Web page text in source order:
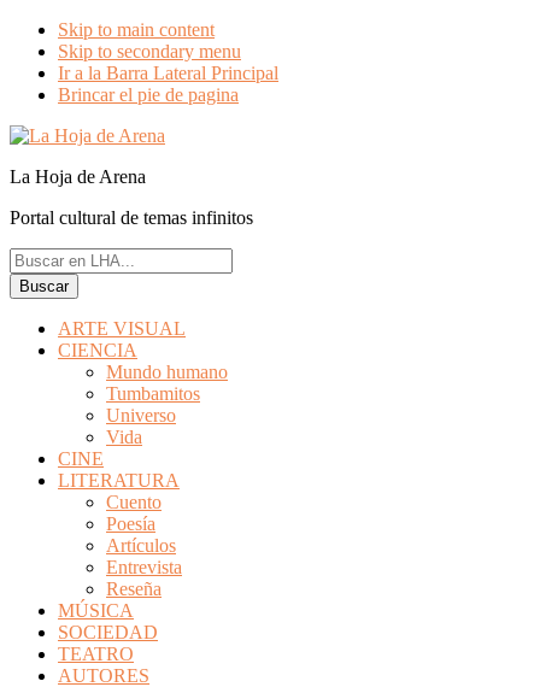
Skip to main content
Skip to secondary menu
Ir a la Barra Lateral Principal
Brincar el pie de pagina
La Hoja de Arena
Portal cultural de temas infinitos
Buscar
en
LHA...
ARTE VISUAL
CIENCIA
Mundo humano
Tumbamitos
Universo
Vida
CINE
LITERATURA
Cuento
Poesía
Artículos
Entrevista
Reseña
MÚSICA
SOCIEDAD
TEATRO
AUTORES